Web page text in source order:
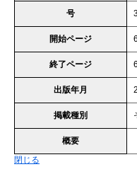
号
開始ページ
終了ページ
出版年月
掲載種別
概要
閉じる